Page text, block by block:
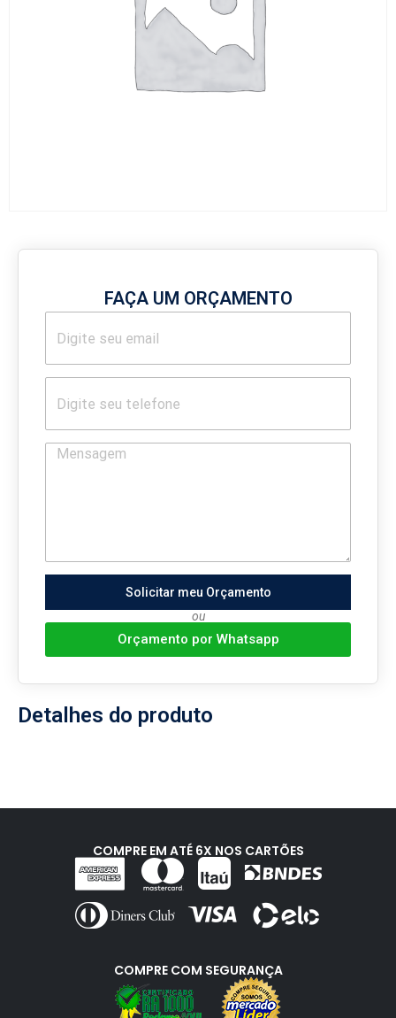
FAÇA UM ORÇAMENTO
Solicitar meu Orçamento
ou
Orçamento por Whatsapp
Detalhes do produto
COMPRE EM ATÉ 6X NOS CARTÕES
COMPRE COM SEGURANÇA